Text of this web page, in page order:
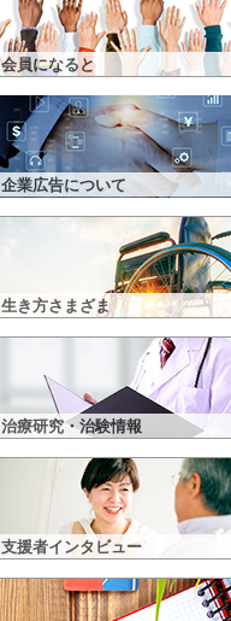
会員になると
企業広告について
生き方さまざま
治療研究・治験情報
支援者インタビュー